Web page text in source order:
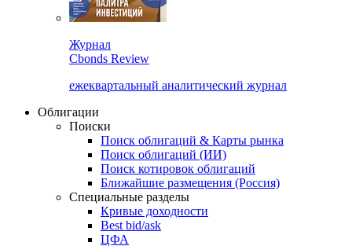
Журнал
Cbonds Review
ежеквартальный аналитический журнал
Облигации
Поиски
Поиск облигаций & Карты рынка
Поиск облигаций (ИИ)
Поиск котировок облигаций
Ближайшие размещения (Россия)
Специальные разделы
Кривые доходности
Best bid/ask
ЦФА